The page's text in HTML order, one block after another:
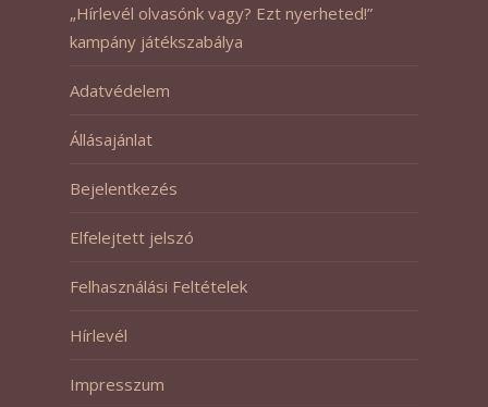
„Hírlevél olvasónk vagy? Ezt nyerheted!”
kampány játékszabálya
Adatvédelem
Állásajánlat
Bejelentkezés
Elfelejtett jelszó
Felhasználási Feltételek
Hírlevél
Impresszum